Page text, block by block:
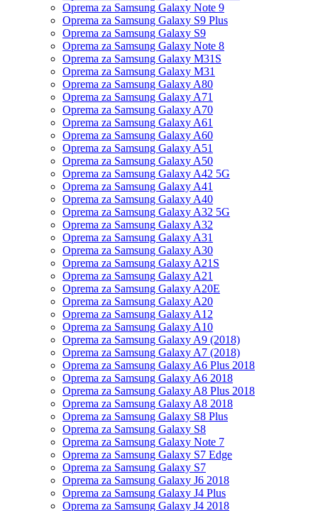
Oprema za Samsung Galaxy Note 9
Oprema za Samsung Galaxy S9 Plus
Oprema za Samsung Galaxy S9
Oprema za Samsung Galaxy Note 8
Oprema za Samsung Galaxy M31S
Oprema za Samsung Galaxy M31
Oprema za Samsung Galaxy A80
Oprema za Samsung Galaxy A71
Oprema za Samsung Galaxy A70
Oprema za Samsung Galaxy A61
Oprema za Samsung Galaxy A60
Oprema za Samsung Galaxy A51
Oprema za Samsung Galaxy A50
Oprema za Samsung Galaxy A42 5G
Oprema za Samsung Galaxy A41
Oprema za Samsung Galaxy A40
Oprema za Samsung Galaxy A32 5G
Oprema za Samsung Galaxy A32
Oprema za Samsung Galaxy A31
Oprema za Samsung Galaxy A30
Oprema za Samsung Galaxy A21S
Oprema za Samsung Galaxy A21
Oprema za Samsung Galaxy A20E
Oprema za Samsung Galaxy A20
Oprema za Samsung Galaxy A12
Oprema za Samsung Galaxy A10
Oprema za Samsung Galaxy A9 (2018)
Oprema za Samsung Galaxy A7 (2018)
Oprema za Samsung Galaxy A6 Plus 2018
Oprema za Samsung Galaxy A6 2018
Oprema za Samsung Galaxy A8 Plus 2018
Oprema za Samsung Galaxy A8 2018
Oprema za Samsung Galaxy S8 Plus
Oprema za Samsung Galaxy S8
Oprema za Samsung Galaxy Note 7
Oprema za Samsung Galaxy S7 Edge
Oprema za Samsung Galaxy S7
Oprema za Samsung Galaxy J6 2018
Oprema za Samsung Galaxy J4 Plus
Oprema za Samsung Galaxy J4 2018